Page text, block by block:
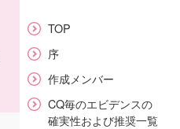
TOP
序
作成メンバー
CQ毎のエビデンスの
確実性および推奨一覧